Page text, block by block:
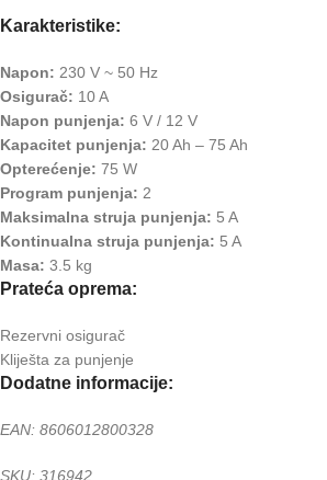
Karakteristike:
Napon: 230 V ~ 50 Hz
Osigurač: 10 A
Napon punjenja: 6 V / 12 V
Kapacitet punjenja: 20 Ah – 75 Ah
Opterećenje: 75 W
Program punjenja: 2
Maksimalna struja punjenja: 5 A
Kontinualna struja punjenja: 5 A
Masa: 3.5 kg
Prateća oprema:
Rezervni osigurač
Kliješta za punjenje
Dodatne informacije:
EAN: 8606012800328
SKU: 316942